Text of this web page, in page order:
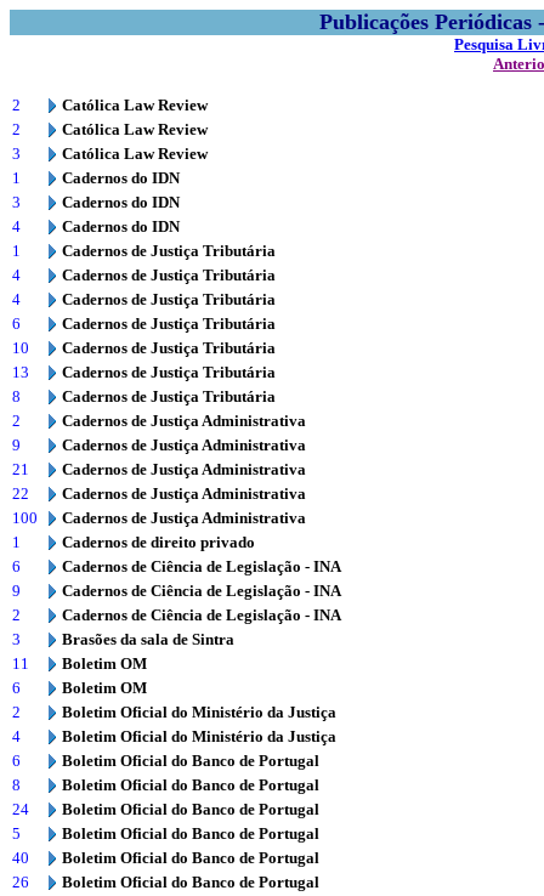
Publicações
Pesquisa
2
Católica Law Review
2
Católica Law Review
3
Católica Law Review
1
Cadernos do IDN
3
Cadernos do IDN
4
Cadernos do IDN
1
Cadernos de Justiça Tributária
4
Cadernos de Justiça Tributária
4
Cadernos de Justiça Tributária
6
Cadernos de Justiça Tributária
10
Cadernos de Justiça Tributária
13
Cadernos de Justiça Tributária
8
Cadernos de Justiça Tributária
2
Cadernos de Justiça Administrativa
9
Cadernos de Justiça Administrativa
21
Cadernos de Justiça Administrativa
22
Cadernos de Justiça Administrativa
100
Cadernos de Justiça Administrativa
1
Cadernos de direito privado
6
Cadernos de Ciência de Legislação - INA
9
Cadernos de Ciência de Legislação - INA
2
Cadernos de Ciência de Legislação - INA
3
Brasões da sala de Sintra
11
Boletim OM
6
Boletim OM
2
Boletim Oficial do Ministério da Justiça
4
Boletim Oficial do Ministério da Justiça
6
Boletim Oficial do Banco de Portugal
8
Boletim Oficial do Banco de Portugal
24
Boletim Oficial do Banco de Portugal
5
Boletim Oficial do Banco de Portugal
40
Boletim Oficial do Banco de Portugal
26
Boletim Oficial do Banco de Portugal